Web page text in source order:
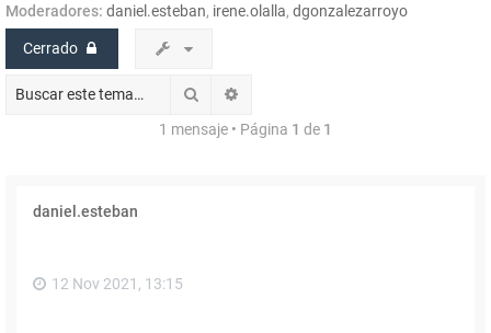
Moderadores: daniel.esteban, irene.olalla, dgonzalezarroyo
Cerrado
Buscar
1 mensaje • Página 1 de 1
daniel.esteban
12 Nov 2021, 13:15